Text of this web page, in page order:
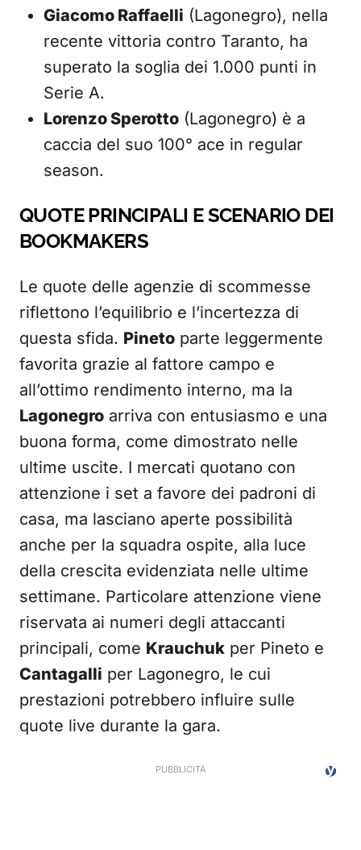
Giacomo Raffaelli (Lagonegro), nella
recente vittoria contro Taranto, ha
superato la soglia dei 1.000 punti in
Serie A.
Lorenzo Sperotto (Lagonegro) è a
caccia del suo 100° ace in regular
season.
QUOTE PRINCIPALI E SCENARIO DEI
BOOKMAKERS
Le quote delle agenzie di scommesse
riflettono l’equilibrio e l’incertezza di
questa sfida. Pineto parte leggermente
favorita grazie al fattore campo e
all’ottimo rendimento interno, ma la
Lagonegro arriva con entusiasmo e una
buona forma, come dimostrato nelle
ultime uscite. I mercati quotano con
attenzione i set a favore dei padroni di
casa, ma lasciano aperte possibilità
anche per la squadra ospite, alla luce
della crescita evidenziata nelle ultime
settimane. Particolare attenzione viene
riservata ai numeri degli attaccanti
principali, come Krauchuk per Pineto e
Cantagalli per Lagonegro, le cui
prestazioni potrebbero influire sulle
quote live durante la gara.